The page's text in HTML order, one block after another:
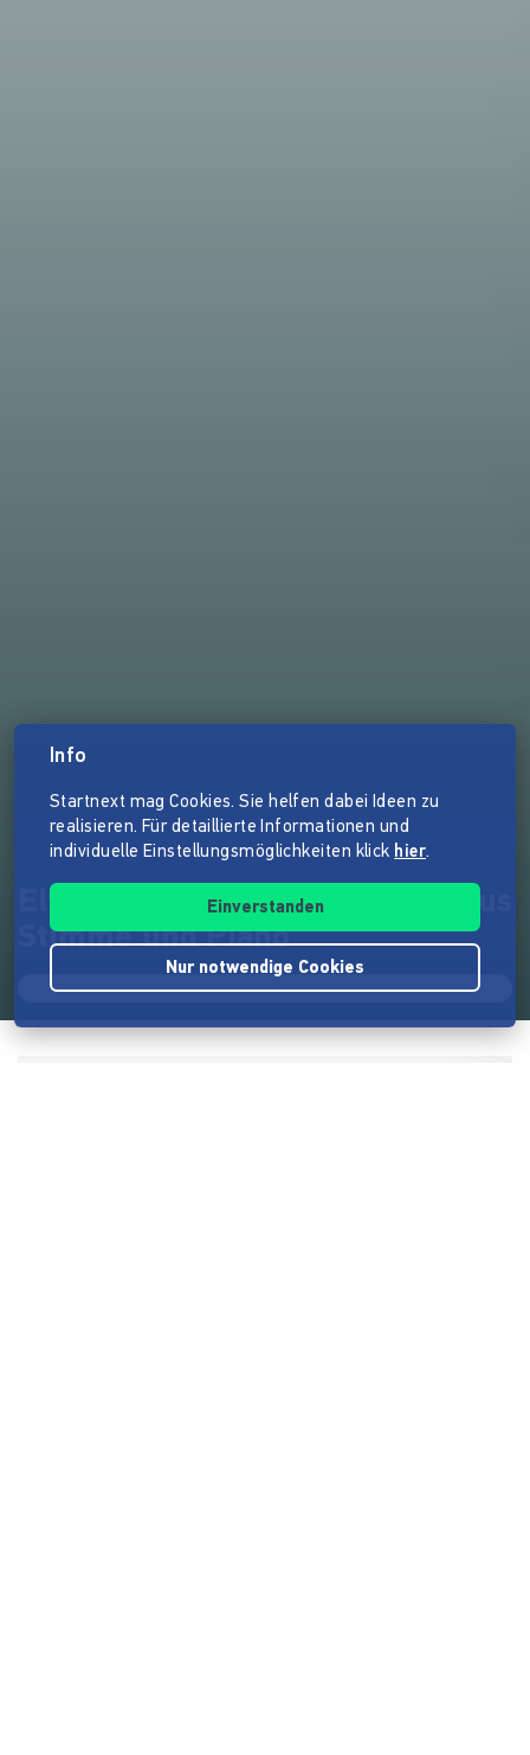
Elwood & Reßle - Beflügeltes aus
Stimme und Piano
Info
Startnext mag Cookies. Sie helfen dabei Ideen zu
realisieren. Für detaillierte Informationen und
individuelle Einstellungsmöglichkeiten klick hier.
Einverstanden
Nur notwendige Cookies